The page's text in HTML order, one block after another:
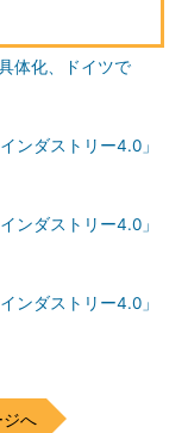
体化、ドイツで
ンダストリー4.0」
ンダストリー4.0」
ンダストリー4.0」
ジへ